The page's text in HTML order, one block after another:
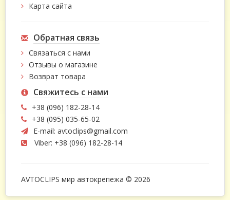
Карта сайта
Обратная связь
Связаться с нами
Отзывы о магазине
Возврат товара
Свяжитесь с нами
+38 (096) 182-28-14
+38 (095) 035-65-02
E-mail: avtoclips@gmail.com
Viber: +38 (096) 182-28-14
AVTOCLIPS мир автокрепежа © 2026